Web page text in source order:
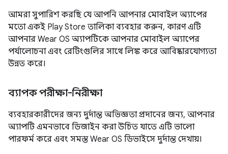
আমরা সুপারিশ করছি যে আপনি আপনার মোবাইল অ্যাপের
মতো একই Play Store তালিকা ব্যবহার করুন, কারণ এটি
আপনার Wear OS অ্যাপটিকে আপনার মোবাইল অ্যাপের
পর্যালোচনা এবং রেটিংগুলির সাথে লিঙ্ক করে আবিষ্কারযোগ্যতা
উন্নত করে।
ব্যাপক পরীক্ষা-নিরীক্ষা
ব্যবহারকারীদের জন্য দুর্দান্ত অভিজ্ঞতা প্রদানের জন্য, আপনার
অ্যাপটি এমনভাবে ডিজাইন করা উচিত যাতে এটি ভালো
পারফর্ম করে এবং সমস্ত Wear OS ডিভাইসে দুর্দান্ত দেখায়।